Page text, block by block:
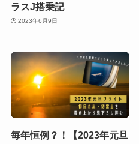
ラスJ搭乗記
2023年6月9日
毎年恒例？！【2023年元旦